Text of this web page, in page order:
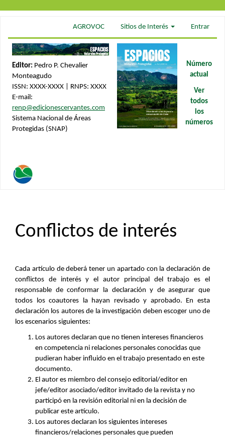
Contenido
principal
Barra
lateral
AGROVOC Sitios de Interés Entrar
Editor: Pedro P. Chevalier
Monteagudo
ISSN: XXXX-XXXX | RNPS: XXXX
E-mail:
renp@edicionescervantes.com
Sistema Nacional de Áreas
Protegidas (SNAP)
Número
actual
Ver
todos
los
números
Conflictos de interés
Cada artículo de deberá tener un apartado con la declaración de
conflictos de interés y el autor principal del trabajo es el
responsable de conformar la declaración y de asegurar que
todos los coautores la hayan revisado y aprobado. En esta
declaración los autores de la investigación deben escoger uno de
los escenarios siguientes:
Los autores declaran que no tienen intereses financieros
en competencia ni relaciones personales conocidas que
pudieran haber influido en el trabajo presentado en este
documento.
El autor es miembro del consejo editorial/editor en
jefe/editor asociado/editor invitado de la revista y no
participó en la revisión editorial ni en la decisión de
publicar este artículo.
Los autores declaran los siguientes intereses
financieros/relaciones personales que pueden